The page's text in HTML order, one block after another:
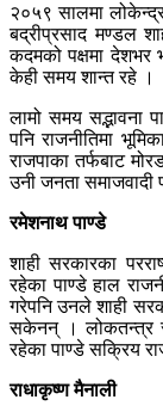
२०५९ सालमा
बद्रीप्रसाद मण्डल
कदमको पक्षमा देशभर
केही समय शान्त रहे ।
लामो समय सद्भावना
पनि राजनीतिमा
राजपाका तर्फबाट
उनी जनता समाजवादी
रमेशनाथ पाण्डे
शाही सरकारका
रहेका पाण्डे हाल
गरेपनि उनले शाही
सकेनन् । लोकतन्त्र
रहेका पाण्डे सक्रिय
राधाकृष्ण मैनाली